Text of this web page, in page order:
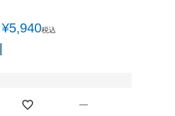
¥5,940税込
—